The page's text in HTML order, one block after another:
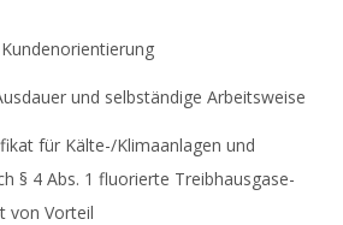
und selbständige Arbeitsweise
für Kälte-/Klimaanlagen und
§ 4 Abs. 1 fluorierte Treibhausgase-
von Vorteil